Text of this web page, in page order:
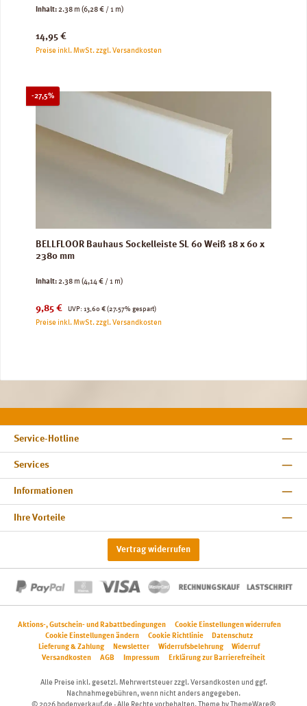
Inhalt:2.38 m (6,28 € / 1 m)
Regulärer Preis:
14,95 €
Preise inkl. MwSt. zzgl. Versandkosten
-27,5%Rabatt
BELLFLOOR Bauhaus Sockelleiste SL 60 Weiß 18 x 60 x
2380 mm
Inhalt:2.38 m (4,14 € / 1 m)
Verkaufspreis:
9,85 € UVP:
Regulärer Preis:
13,60 € (27.57% gespart)
Preise inkl. MwSt. zzgl. Versandkosten
Service-Hotline
Services
Informationen
Ihre Vorteile
Vertrag widerrufen
Aktions-, Gutschein- und Rabattbedingungen
Cookie Einstellungen widerrufen
Cookie Einstellungen ändern
Cookie Richtlinie
Datenschutz
Lieferung & Zahlung
Newsletter Widerrufsbelehrung
Widerruf
Versandkosten
AGB Impressum Erklärung zur Barrierefreiheit
Alle Preise inkl. gesetzl. Mehrwertsteuer zzgl.Versandkosten und ggf.
Nachnahmegebühren, wenn nicht anders angegeben.